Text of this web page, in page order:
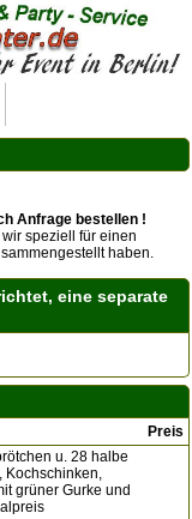
Anfrage bestellen !
speziell für einen
haben.
eine separate
Preis
u. 28 halbe
Kochschinken,
grüner Gurke und